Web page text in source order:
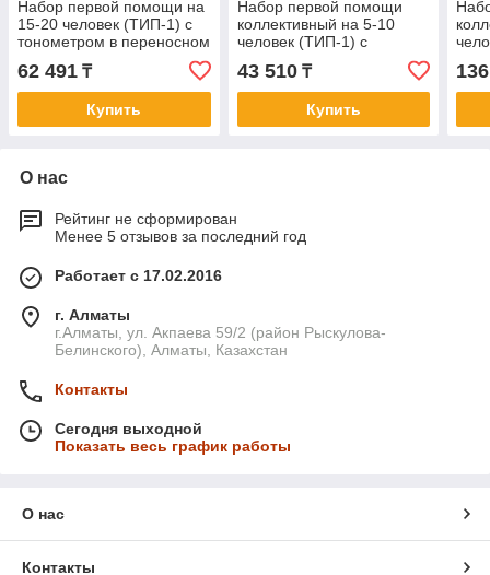
Набор первой помощи на
15-20 человек (ТИП-1) с
тонометром в переносном
пластиковом чемоданчике
62 491 ₸
Купить
Набор первой помощи
коллективный на 5-10
человек (ТИП-1) с
тонометром в переносном
пластиковом чемоданчике
43 510₸
Купить
О нас
Рейтинг не сформирован
Менее 5 отзывов за последний год
Работает с 17.02.2016
г. Алматы
г.Алматы, ул. Акпаева 59/2 (район Рыскулова-
Белинского), Алматы, Казахстан
Контакты
Сегодня выходной
Показать весь график работы
О нас
Контакты